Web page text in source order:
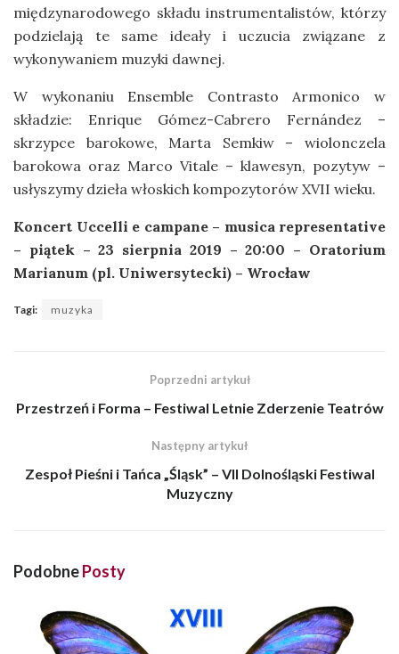
międzynarodowego składu instrumentalistów, którzy
podzielają te same ideały i uczucia związane z
wykonywaniem muzyki dawnej.
W wykonaniu Ensemble Contrasto Armonico w
składzie: Enrique Gómez-Cabrero Fernández –
skrzypce barokowe, Marta Semkiw – wiolonczela
barokowa oraz Marco Vitale – klawesyn, pozytyw –
usłyszymy dzieła włoskich kompozytorów XVII wieku.
Koncert Uccelli e campane – musica representative
– piątek – 23 sierpnia 2019 – 20:00 – Oratorium
Marianum (pl. Uniwersytecki) – Wrocław
Tagi: muzyka
Poprzedni artykuł
Przestrzeń i Forma – Festiwal Letnie Zderzenie Teatrów
Następny artykuł
Zespoł Pieśni i Tańca „Śląsk” – VII Dolnośląski Festiwal
Muzyczny
PodobnePosty